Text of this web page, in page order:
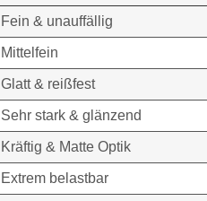
Fein & unauffällig
Mittelfein
Glatt & reißfest
Sehr stark & glänzend
Kräftig & Matte Optik
Extrem belastbar